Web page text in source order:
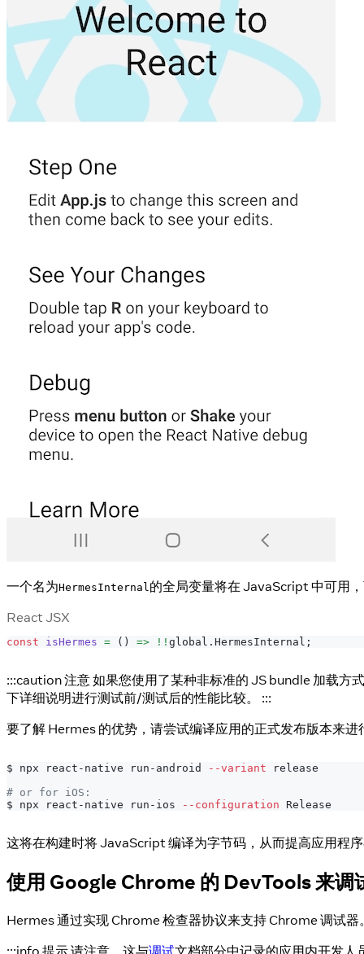
一个名为HermesInternal的全局变量将在 JavaScript 中可用
React JSX
const isHermes = ( ) => ! ! global . HermesInternal ;
:::caution 注意 如果您使用了某种非标准的 JS bundle 加载方
下详细说明进行测试前/测试后的性能比较。 :::
要了解 Hermes 的优势，请尝试编译应用的正式发布版本来进
$ npx react-native run-android --variant release
# or for iOS:
$ npx react-native run-ios
--configuration Release
这将在构建时将 JavaScript 编译为字节码，从而提高应用程
使用 Google Chrome 的 DevTools 来调
Hermes 通过实现 Chrome 检查器协议来支持 Chrome 调试
:::info 提示 请注意，这与调试文档部分中记录的应用内开发人